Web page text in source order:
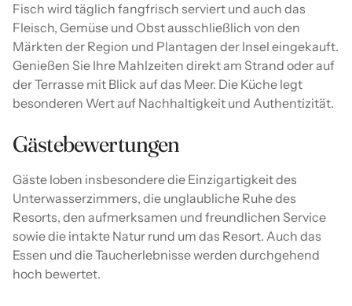
Fisch wird täglich fangfrisch serviert und auch das
Fleisch, Gemüse und Obst ausschließlich von den
Märkten der Region und Plantagen der Insel eingekauft.
Genießen Sie Ihre Mahlzeiten direkt am Strand oder auf
der Terrasse mit Blick auf das Meer. Die Küche legt
besonderen Wert auf Nachhaltigkeit und Authentizität.
Gästebewertungen
Gäste loben insbesondere die Einzigartigkeit des
Unterwasserzimmers, die unglaubliche Ruhe des
Resorts, den aufmerksamen und freundlichen Service
sowie die intakte Natur rund um das Resort. Auch das
Essen und die Taucherlebnisse werden durchgehend
hoch bewertet.